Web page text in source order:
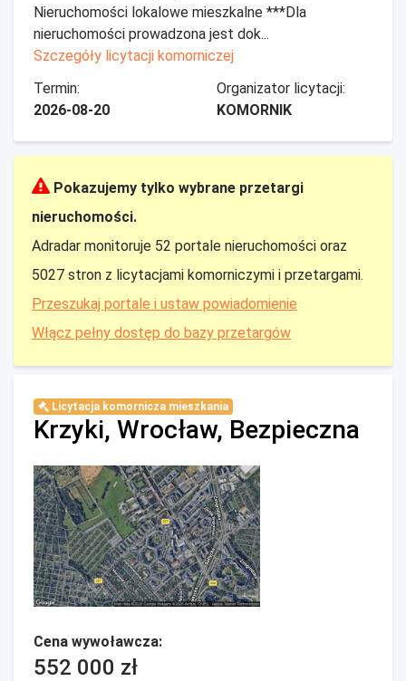
Nieruchomości lokalowe mieszkalne ***Dla
nieruchomości prowadzona jest dok...
Szczegóły licytacji komorniczej
Termin:
2026-08-20
Organizator licytacji:
KOMORNIK
Pokazujemy tylko wybrane przetargi
nieruchomości.
Adradar monitoruje 52 portale nieruchomości oraz
5027 stron z licytacjami komorniczymi i przetargami.
Przeszukaj portale i ustaw powiadomienie
Włącz pełny dostęp do bazy przetargów
Licytacja komornicza mieszkania
Krzyki, Wrocław, Bezpieczna
Cena wywoławcza:
552 000 zł